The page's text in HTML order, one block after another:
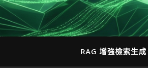
RAG 增強檢索生成